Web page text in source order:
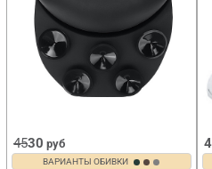
4530 руб
ВАРИАНТЫ ОБИВКИ